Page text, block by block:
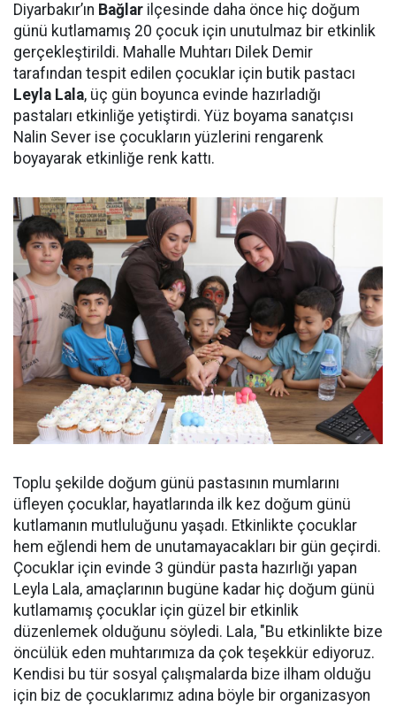
Diyarbakır’ın Bağlar ilçesinde daha önce hiç doğum
günü kutlamamış 20 çocuk için unutulmaz bir etkinlik
gerçekleştirildi. Mahalle Muhtarı Dilek Demir
tarafından tespit edilen çocuklar için butik pastacı
Leyla Lala, üç gün boyunca evinde hazırladığı
pastaları etkinliğe yetiştirdi. Yüz boyama sanatçısı
Nalin Sever ise çocukların yüzlerini rengarenk
boyayarak etkinliğe renk kattı.
Toplu şekilde doğum günü pastasının mumlarını
üfleyen çocuklar, hayatlarında ilk kez doğum günü
kutlamanın mutluluğunu yaşadı. Etkinlikte çocuklar
hem eğlendi hem de unutamayacakları bir gün geçirdi.
Çocuklar için evinde 3 gündür pasta hazırlığı yapan
Leyla Lala, amaçlarının bugüne kadar hiç doğum günü
kutlamamış çocuklar için güzel bir etkinlik
düzenlemek olduğunu söyledi. Lala, "Bu etkinlikte bize
öncülük eden muhtarımıza da çok teşekkür ediyoruz.
Kendisi bu tür sosyal çalışmalarda bize ilham olduğu
için biz de çocuklarımız adına böyle bir organizasyon